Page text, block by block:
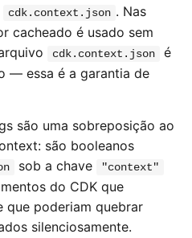
cdk.context.json . Nas
cacheado é usado sem
cdk.context.json
é
— essa é a garantia de
são uma sobreposição ao
são booleanos
sob a chave "context"
do CDK que
que poderiam quebrar
silenciosamente.